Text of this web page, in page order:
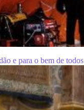
e para o bem de todos